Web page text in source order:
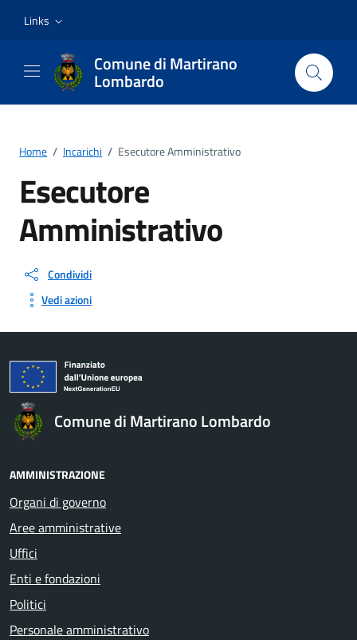
Links
Comune di Martirano
Lombardo
Home / Incarichi / Esecutore Amministrativo
Esecutore
Amministrativo
Condividi
Vedi azioni
Comune di Martirano Lombardo
AMMINISTRAZIONE
Organi di governo
Aree amministrative
Uffici
Enti e fondazioni
Politici
Personale amministrativo